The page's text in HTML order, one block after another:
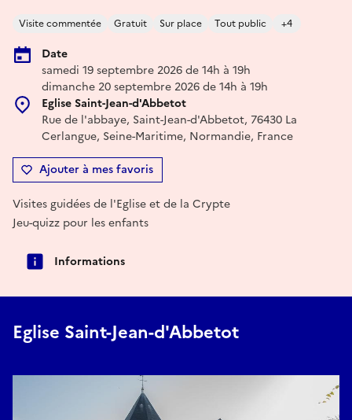
Visite commentée Gratuit Sur place Tout public +4
Date
samedi 19 septembre 2026 de 14h à 19h
dimanche 20 septembre 2026 de 14h à 19h
Eglise Saint-Jean-d'Abbetot
Rue de l'abbaye, Saint-Jean-d'Abbetot, 76430 La
Cerlangue, Seine-Maritime, Normandie, France
Ajouter à mes favoris
Visites guidées de l'Eglise et de la Crypte
Jeu-quizz pour les enfants
Informations
Eglise Saint-Jean-d'Abbetot